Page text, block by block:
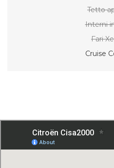
Tetto
Interni
Fari
Cruise